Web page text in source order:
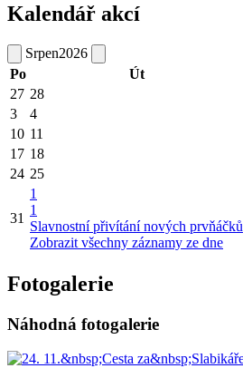
Kalendář akcí
Srpen2026
Po
Út
27 28
3
4
10 11
17 18
24 25
31
1
1
Slavnostní přivítání nových prvňáčků
Zobrazit všechny záznamy ze dne
Fotogalerie
Náhodná fotogalerie